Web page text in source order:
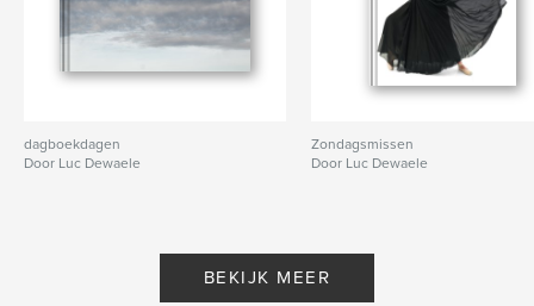
dagboekdagen
Door Luc Dewaele
Zondagsmissen
Door Luc Dewaele
BEKIJK MEER